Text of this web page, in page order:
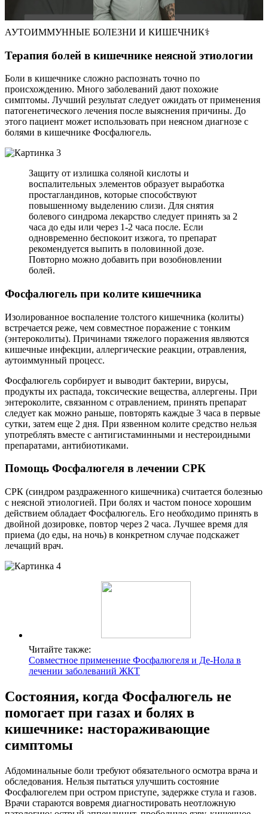
АУТОИММУННЫЕ БОЛЕЗНИ И КИШЕЧНИК⚕️
Терапия болей в кишечнике неясной этиологии
Боли в кишечнике сложно распознать точно по
происхождению. Много заболеваний дают похожие
симптомы. Лучший результат следует ожидать от применения
патогенетического лечения после выяснения причины. До
этого пациент может использовать при неясном диагнозе с
болями в кишечнике Фосфалюгель.
Защиту от излишка соляной кислоты и
воспалительных элементов образует выработка
простагландинов, которые способствуют
повышенному выделению слизи. Для снятия
болевого синдрома лекарство следует принять за 2
часа до еды или через 1-2 часа после. Если
одновременно беспокоит изжога, то препарат
рекомендуется выпить в половинной дозе.
Повторно можно добавить при возобновлении
болей.
Фосфалюгель при колите кишечника
Изолированное воспаление толстого кишечника (колиты)
встречается реже, чем совместное поражение с тонким
(энтероколиты). Причинами тяжелого поражения являются
кишечные инфекции, аллергические реакции, отравления,
аутоиммунный процесс.
Фосфалюгель сорбирует и выводит бактерии, вирусы,
продукты их распада, токсические вещества, аллергены. При
энтероколите, связанном с отравлением, принять препарат
следует как можно раньше, повторять каждые 3 часа в первые
сутки, затем еще 2 дня. При язвенном колите средство нельзя
употреблять вместе с антигистаминными и нестероидными
препаратами, антибиотиками.
Помощь Фосфалюгеля в лечении СРК
СРК (синдром раздраженного кишечника) считается болезнью
с неясной этиологией. При болях и частом поносе хорошим
действием обладает Фосфалюгель. Его необходимо принять в
двойной дозировке, повтор через 2 часа. Лучшее время для
приема (до еды, на ночь) в конкретном случае подскажет
лечащий врач.
Читайте также:
Совместное применение Фосфалюгеля и Де-Нола в
лечении заболеваний ЖКТ
Состояния, когда Фосфалюгель не
помогает при газах и болях в
кишечнике: настораживающие
симптомы
Абдоминальные боли требуют обязательного осмотра врача и
обследования. Нельзя пытаться улучшить состояние
Фосфалюгелем при остром приступе, задержке стула и газов.
Врачи стараются вовремя диагностировать неотложную